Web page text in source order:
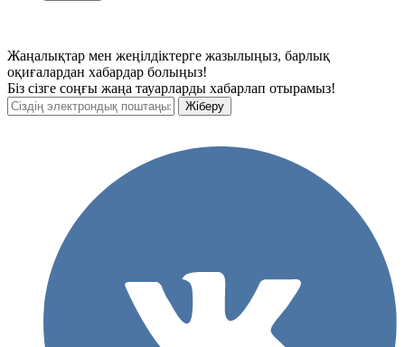
Жаңалықтар мен жеңілдіктерге жазылыңыз, барлық
оқиғалардан хабардар болыңыз!
Біз сізге соңғы жаңа тауарларды хабарлап отырамыз!